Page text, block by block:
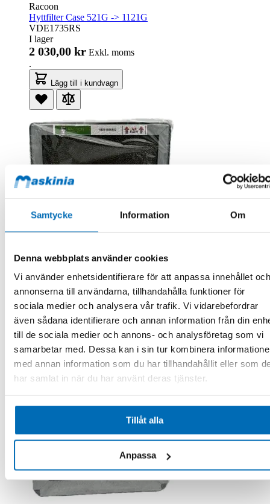
Samtycke Information Om
Denna webbplats använder cookies
Vi använder enhetsidentifierare för att anpassa innehållet och
annonserna till användarna, tillhandahålla funktioner för
sociala medier och analysera vår trafik. Vi vidarebefordrar
även sådana identifierare och annan information från din
till de sociala medier och annons- och analysföretag som vi
samarbetar med. Dessa kan i sin tur kombinera
med annan information som du har tillhandahållit eller som
har samlat in när du har använt deras tjänster.
Tillåt alla
Anpassa
Racoon
Hyttfilter Case 521G -> 1121G
VDE1735RS
I lager
2 030,00 kr Exkl. moms
.
Lägg till i kundvagn
Racoon
Hyttfilter Case CX85D -> CX750D
I lager
377,00 kr Exkl. moms
.
Lägg till i kundvagn